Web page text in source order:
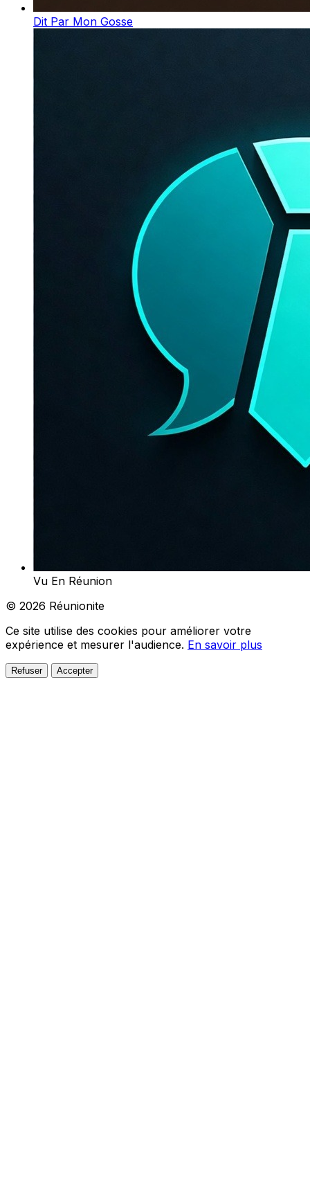
Dit Par Mon Gosse
Vu En Réunion
© 2026 Réunionite
Ce site utilise des cookies pour améliorer votre
expérience et mesurer l'audience. En savoir plus
Refuser Accepter